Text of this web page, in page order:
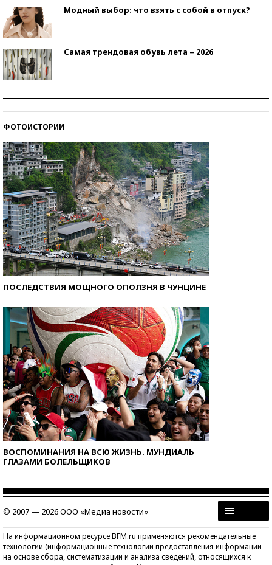
Модный выбор: что взять с собой в отпуск?
Самая трендовая обувь лета – 2026
ФОТОИСТОРИИ
ПОСЛЕДСТВИЯ МОЩНОГО ОПОЛЗНЯ В ЧУНЦИНЕ
ВОСПОМИНАНИЯ НА ВСЮ ЖИЗНЬ. МУНДИАЛЬ
ГЛАЗАМИ БОЛЕЛЬЩИКОВ
© 2007 — 2026 ООО «Медиа новости»
На информационном ресурсе BFM.ru применяются рекомендательные
технологии (информационные технологии предоставления информации
на основе сбора, систематизации и анализа сведений, относящихся к